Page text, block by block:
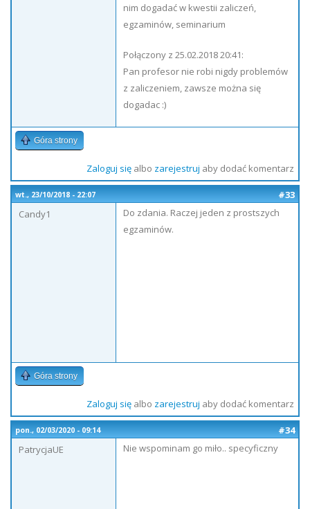
nim dogadać w kwestii zaliczeń,
egzaminów, seminarium
Połączony z 25.02.2018 20:41:
Pan profesor nie robi nigdy problemów
z zaliczeniem, zawsze można się
dogadac :)
Góra strony
Zaloguj sięalbo zarejestruj aby dodać komentarz
wt., 23/10/2018 - 22:07
#33
Candy1
Do zdania. Raczej jeden z prostszych
egzaminów.
Góra strony
Zaloguj sięalbo zarejestruj aby dodać komentarz
pon., 02/03/2020 - 09:14
#34
PatrycjaUE
Nie wspominam go miło.. specyficzny